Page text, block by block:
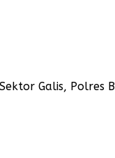
Galis, Polres